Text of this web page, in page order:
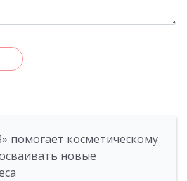
помогает косметическому
новые